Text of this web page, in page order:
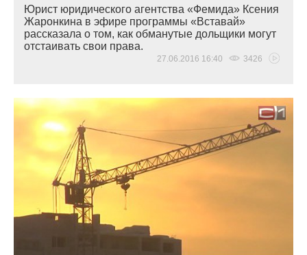
Юрист юридического агентства «Фемида» Ксения
Жаронкина в эфире программы «Вставай»
рассказала о том, как обманутые дольщики могут
отстаивать свои права.
27.06.2016 16:40 3426